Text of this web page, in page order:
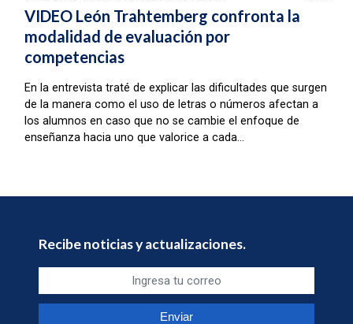
VIDEO León Trahtemberg confronta la
modalidad de evaluación por
competencias
En la entrevista traté de explicar las dificultades que surgen
de la manera como el uso de letras o números afectan a
los alumnos en caso que no se cambie el enfoque de
enseñanza hacia uno que valorice a cada...
Recibe noticias y actualizaciones.